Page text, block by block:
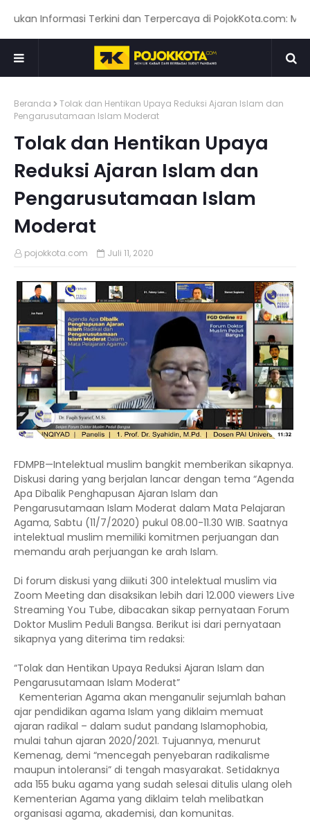
Informasi Terkini dan Terpercaya di PojokKota.com:
Beranda
Tolak dan Hentikan Upaya Reduksi Ajaran Islam dan
Pengarusutamaan Islam Moderat
Tolak dan Hentikan Upaya
Reduksi Ajaran Islam dan
Pengarusutamaan Islam
Moderat
pojokkota.com Juli 11, 2020
FDMPB—Intelektual muslim bangkit memberikan sikapnya.
Diskusi daring yang berjalan lancar dengan tema “Agenda
Apa Dibalik Penghapusan Ajaran Islam dan
Pengarusutamaan Islam Moderat dalam Mata Pelajaran
Agama, Sabtu (11/7/2020) pukul 08.00-11.30 WIB. Saatnya
intelektual muslim memiliki komitmen perjuangan dan
memandu arah perjuangan ke arah Islam.
Di forum diskusi yang diikuti 300 intelektual muslim via
Zoom Meeting dan disaksikan lebih dari 12.000 viewers Live
Streaming You Tube, dibacakan sikap pernyataan Forum
Doktor Muslim Peduli Bangsa. Berikut isi dari pernyataan
sikapnya yang diterima tim redaksi:
“Tolak dan Hentikan Upaya Reduksi Ajaran Islam dan
Pengarusutamaan Islam Moderat”
Kementerian Agama akan menganulir sejumlah bahan
ajar pendidikan agama Islam yang diklaim memuat
ajaran radikal – dalam sudut pandang Islamophobia,
mulai tahun ajaran 2020/2021. Tujuannya, menurut
Kemenag, demi “mencegah penyebaran radikalisme
maupun intoleransi” di tengah masyarakat. Setidaknya
ada 155 buku agama yang sudah selesai ditulis ulang oleh
Kementerian Agama yang diklaim telah melibatkan
organisasi agama, akademisi, dan komunitas.